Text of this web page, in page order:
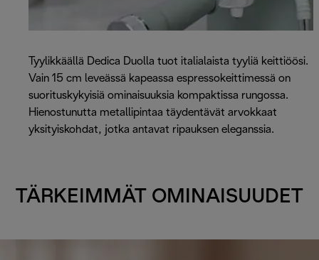
Tyylikkäällä Dedica Duolla tuot italialaista tyyliä keittiöösi.
Vain 15 cm leveässä kapeassa espressokeittimessä on
suorituskykyisiä ominaisuuksia kompaktissa rungossa.
Hienostunutta metallipintaa täydentävät arvokkaat
yksityiskohdat, jotka antavat ripauksen eleganssia.
TÄRKEIMMÄT OMINAISUUDET